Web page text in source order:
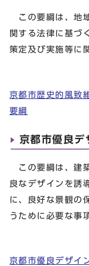
この要綱は、地
関する法律に基づ
策定及び実施等に
京都市歴史的風致
要綱
京都市優良デ
この要綱は、建
良なデザインを誘
に、良好な景観の
うために必要な事
京都市優良デザイ